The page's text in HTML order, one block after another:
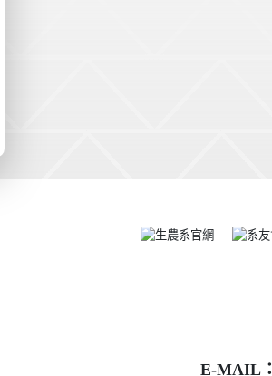
E-MAIL：